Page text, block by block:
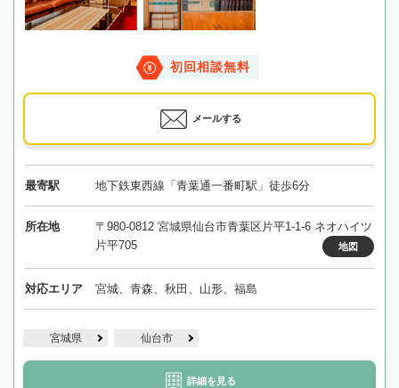
初回相談無料
メールする
最寄駅 地下鉄東西線「青葉通一番町駅」徒歩6分
所在地
〒980-0812 宮城県仙台市青葉区片平1-1-6 ネオハイツ
片平705
地図
対応エリア 宮城、青森、秋田、山形、福島
宮城県 仙台市
詳細を見る